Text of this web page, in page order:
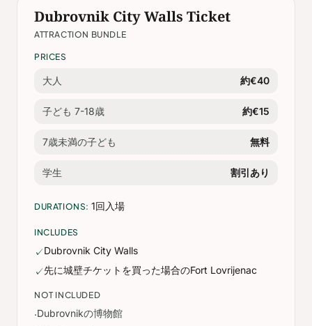
Dubrovnik City Walls Ticket
ATTRACTION BUNDLE
PRICES
大人 約€40
子ども 7-18歳 約€15
7歳未満の子ども 無料
学生 割引あり
DURATIONS: 1回入場
INCLUDES
✓Dubrovnik City Walls
✓先に城壁チケットを買った場合のFort Lovrijenac
NOT INCLUDED
·Dubrovnikの博物館